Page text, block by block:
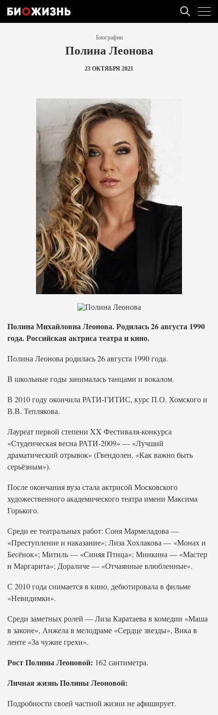
Биографии
Полина Леонова
23 ОКТЯБРЯ 2021
Полина Михайловна Леонова. Родилась 26 августа 1990
года. Российская актриса театра и кино.
Полина Леонова родилась 26 августа 1990 года.
В школьные годы занималась танцами и вокалом.
В 2010 году окончила РАТИ-ГИТИС, курс П.О. Хомского и
В.В. Теплякова.
Лауреат первой степени XX Фестиваля-конкурса
«Студенческая весна РАТИ-2009» — «Лучший
драматический отрывок» (Гвендолен, «Как важно быть
серьёзным»).
После окончания вуза стала актрисой Московского
художественного академического театра имени Максима
Горького.
Среди ее театральных работ: Соня Мармеладова —
«Преступление и наказание»; Лиза Хохлакова — «Монах и
Бесёнок»; Митиль — «Синяя Птица»; Минкина — «Мастер
и Маргарита»; Дораличе — «Отчаянные влюбленные».
С 2010 года снимается в кино, дебютировала в фильме
«Невидимки».
Среди заметных ролей — Лиза Каратаева в комедии «Маша
в законе», Анжела в мелодраме «Сердце звезды», Вика в
ленте «За чужие грехи».
Рост Полины Леоновой: 162 сантиметра.
Личная жизнь Полины Леоновой:
Подробности своей частной жизни не афиширует.